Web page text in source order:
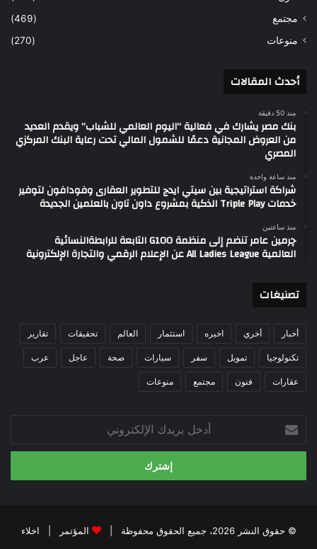
مجتمع
(469)
منوعات
(270)
أحدث المقالات
منذ 50 دقيقة
بنك مصر يشارك في فعالية “اليوم العالمي للشباب” ويقدم العديد
من العروض المجانية دعمًا للشمول المالي تحت رعاية البنك المركزي
المصري
منذ ساعة واحدة
شراكة استراتيجية بين سيتي ايدج للتطوير العقارى وفودافون لتوفير
خدمات Triple Play الذكية بمشروع داون تاون بالعلمين الجديدة
منذ ساعتين
چرمين عامر تنضم إلى منظمة G100 التابعة للرابطةالنسائية
العالمية All Ladies League عن الإعلام الرقمي والتجارة الإلكترونية
تصنيغات
أخبار أخري اخيره استثمار العالم تحقيقات تقارير
تكنولوجيا تمويل سفر سيارات صحة عاجل عرب
عقارات فنون مجتمع منوعات
بريدك
الإلكتروني
© حقوق النشر 2026، جميع الحقوق محفوظة | المؤتمر
اخلاء